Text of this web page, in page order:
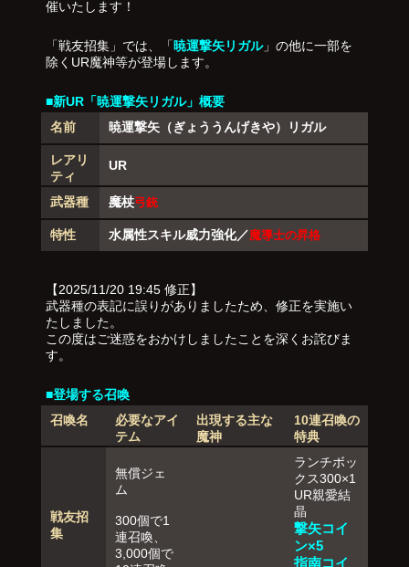
催いたします！
「戦友招集」では、「暁運撃矢リガル」の他に一部を
除くUR魔神等が登場します。
■新UR「暁運撃矢リガル」概要
名前
暁運撃矢（ぎょううんげきや）リガル
レアリ
ティ
UR
武器種 魔杖弓銃
特性 水属性スキル威力強化／魔導士の昇格
【2025/11/20 19:45 修正】
武器種の表記に誤りがありましたため、修正を実施い
たしました。
この度はご迷惑をおかけしましたことを深くお詫びま
す。
■登場する召喚
召喚名
必要なアイ
テム
出現する主な
魔神
10連召喚の
特典
戦友招
集
無償ジェ
ム
300個で1
連召喚、
3,000個で
ランチボッ
クス300×1
UR親愛結
晶
撃矢コイ
ン×5
指南コイ